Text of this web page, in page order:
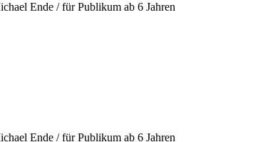
Ende / für Publikum ab 6 Jahren
Ende / für Publikum ab 6 Jahren